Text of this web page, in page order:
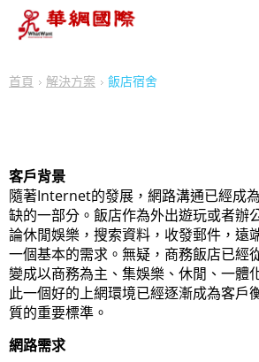
首頁 解決方案 飯店宿舍
客戶背景
隨著Internet的發展，網路溝通已經成
缺的一部分。飯店作為外出遊玩或者辦
論休閒娛樂，搜索資料，收發郵件，遠
一個基本的需求。無疑，商務飯店已經
變成以商務為主、集娛樂、休閒、一體
此一個好的上網環境已經逐漸成為客戶
質的重要標準。
網路需求